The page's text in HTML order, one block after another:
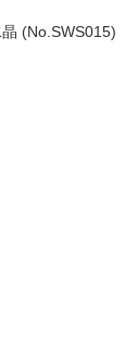
(No.SWS015)